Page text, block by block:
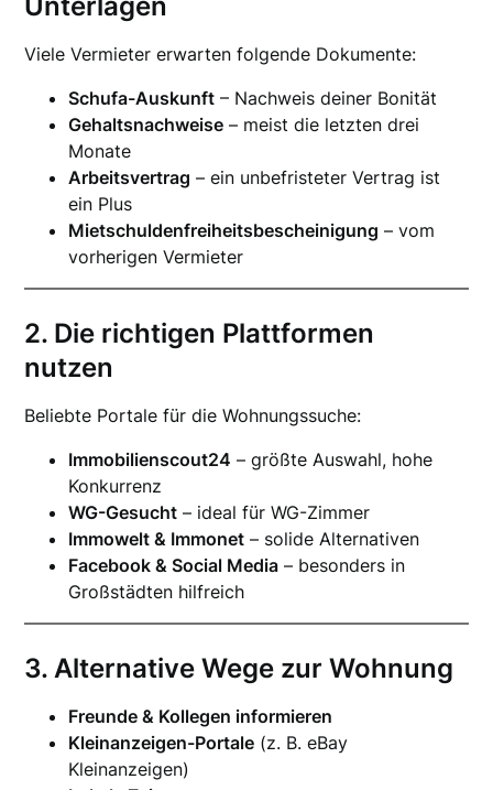
Unterlagen
Viele Vermieter erwarten folgende Dokumente:
Schufa-Auskunft – Nachweis deiner Bonität
Gehaltsnachweise – meist die letzten drei
Monate
Arbeitsvertrag – ein unbefristeter Vertrag ist
ein Plus
Mietschuldenfreiheitsbescheinigung – vom
vorherigen Vermieter
2. Die richtigen Plattformen
nutzen
Beliebte Portale für die Wohnungssuche:
Immobilienscout24 – größte Auswahl, hohe
Konkurrenz
WG-Gesucht – ideal für WG-Zimmer
Immowelt & Immonet – solide Alternativen
Facebook & Social Media – besonders in
Großstädten hilfreich
3. Alternative Wege zur Wohnung
Freunde & Kollegen informieren
Kleinanzeigen-Portale (z. B. eBay
Kleinanzeigen)